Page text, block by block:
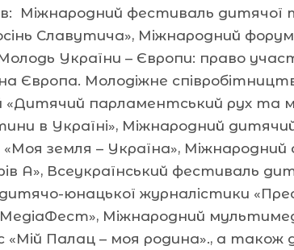
Міжнародний фестиваль дитячої
Славутича», Міжнародний форум
України – Європи: право
Європа. Молодіжне
«Дитячий парламентський рух та
в Україні», Міжнародний
земля – Україна»,
А», Всеукраїнський фестиваль
юнацької журналістики
«МедіаФест», Міжнародний
«Мій Палац – моя родина»., а також